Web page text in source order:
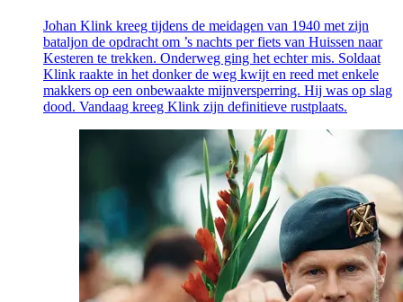
Johan Klink kreeg tijdens de meidagen van 1940 met zijn
bataljon de opdracht om ’s nachts per fiets van Huissen naar
Kesteren te trekken. Onderweg ging het echter mis. Soldaat
Klink raakte in het donker de weg kwijt en reed met enkele
makkers op een onbewaakte mijnversperring. Hij was op slag
dood. Vandaag kreeg Klink zijn definitieve rustplaats.